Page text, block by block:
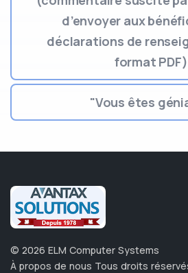
d’envoyer aux
déclarations de
format
"Vous êtes
© 2026 ELM Computer Systems
À propos de nous Tous droits